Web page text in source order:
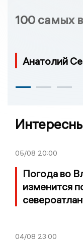
100 самых
Анатолий
05/08 20:00
Погода во
изменится
04/08 23:00